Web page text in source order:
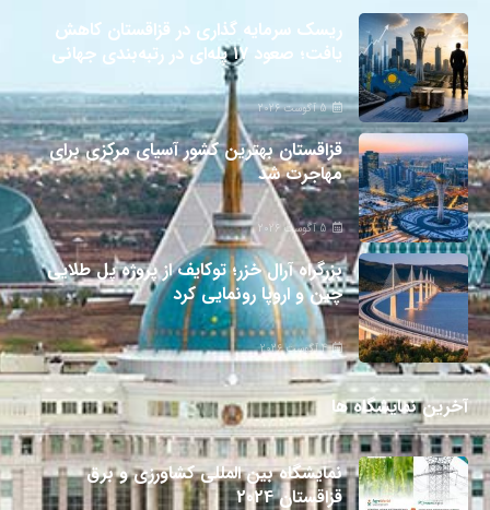
ریسک سرمایه گذاری در قزاقستان کاهش
یافت؛ صعود ۱۷ پله‌ای در رتبه‌بندی جهانی
5 آگوست 2026
قزاقستان بهترین کشور آسیای مرکزی برای
مهاجرت شد
5 آگوست 2026
بزرگراه آرال خزر؛ توکایف از پروژه پل طلایی
چین و اروپا رونمایی کرد
4 آگوست 2026
آخرین نمایشگاه ها
نمایشگاه بین المللی کشاورزی و برق
قزاقستان 2024